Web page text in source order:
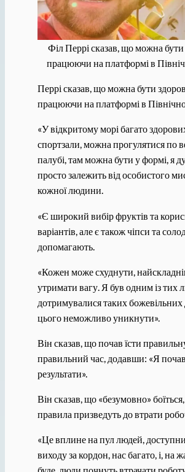
Філ Перрі сказав, що можна
працюючи на платформі в
Перрі сказав, що можна бути
працюючи на платформі в
«У відкритому морі багато
спортзали, можна прогулятися по
палубі, там можна бути у формі, я
просто залежить від особистого
кожної людини.
«Є широкий вибір фруктів та
варіантів, але є також чіпси та
допомагають.
«Кожен може схуднути,
утримати вагу. Я був одним із тих
дотримувалися таких божевільних
цього неможливо уникнути».
Він сказав, що почав їсти
правильний час, додавши: «Я
результати».
Він сказав, що «безумовно»
правила призведуть до втрати
«Це вплине на пул людей,
виходу за кордон, нас багато, і, на